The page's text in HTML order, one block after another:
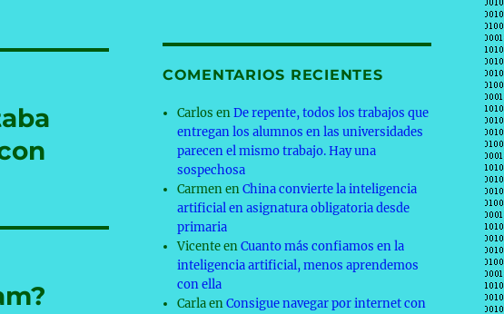
COMENTARIOS RECIENTES
Carlos enDe repente, todos los trabajos que
entregan los alumnos en las universidades
parecen el mismo trabajo. Hay una
sospechosa
CarmenenChina convierte la inteligencia
artificial en asignatura obligatoria desde
primaria
VicenteenCuanto más confiamos en la
inteligencia artificial, menos aprendemos
con ella
CarlaenConsigue navegar por internet con